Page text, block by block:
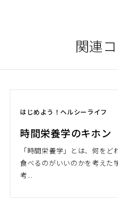
関連
はじめよう！ヘルシーライフ
時間栄養学のキホン
「時間栄養学」とは、何を
食べるのがいいのかを考えた
考...